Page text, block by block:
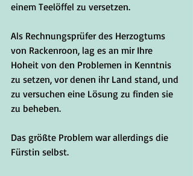
einem Teelöffel zu versetzen.
Als Rechnungsprüfer des Herzogtums
von Rackenroon, lag es an mir Ihre
Hoheit von den Problemen in Kenntnis
zu setzen, vor denen ihr Land stand, und
zu versuchen eine Lösung zu finden sie
zu beheben.
Das größte Problem war allerdings die
Fürstin selbst.